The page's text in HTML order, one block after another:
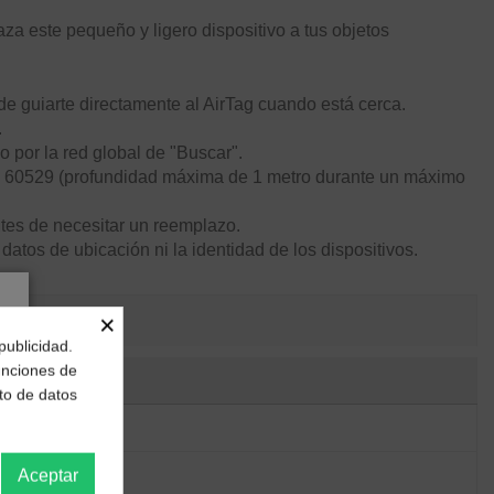
este pequeño y ligero dispositivo a tus objetos
guiarte directamente al AirTag cuando está cerca.
por la red global de "Buscar".
(profundidad máxima de 1 metro durante un máximo
de necesitar un reemplazo.
de ubicación ni la identidad de los dispositivos.
×
de
de datos
Aceptar